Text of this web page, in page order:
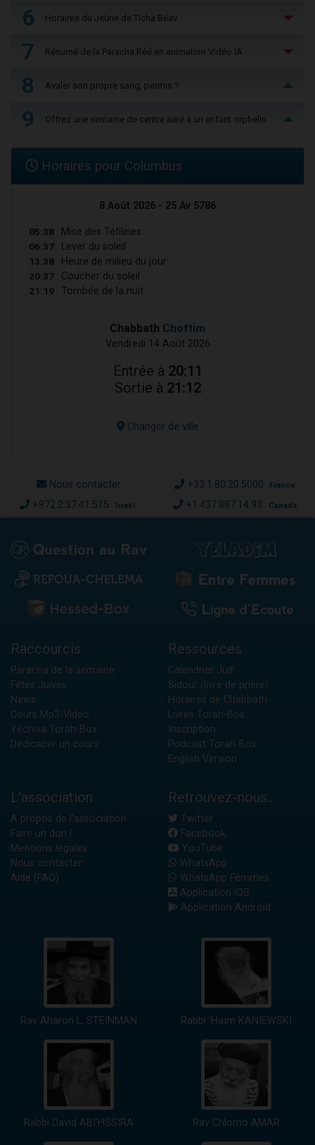
6 Horaires du Jeûne de Ticha Béav
7 Résumé de la Paracha Réé en animation Vidéo IA
8 Avaler son propre sang, permis ?
9 Offrez une semaine de centre aéré à un enfant orphelin
Horaires pour Columbus
8 Août 2026 - 25 Av 5786
05:38 Mise des Téfilines
06:37 Lever du soleil
13:38 Heure de milieu du jour
20:37 Coucher du soleil
21:19 Tombée de la nuit
Chabbath Choftim
Vendredi 14 Août 2026
Entrée à 20:11
Sortie à 21:12
Changer de ville
Nous contacter +33.1.80.20.5000 France
+972.2.37.41.515 Israël +1.437.887.14.93 Canada
Raccourcis
Paracha de la semaine
Fêtes Juives
News
Cours Mp3-Vidéo
Yéchiva Torah-Box
Dédicacer un cours
Ressources
Calendrier Juif
Sidour (livre de prière)
Horaires de Chabbath
Livres Torah-Box
Inscription
Podcast Torah-Box
English Version
L'association
A propos de l'association
Faire un don !
Mentions légales
Nous contacter
Aide (FAQ)
Retrouvez-nous...
Twitter
Facebook
YouTube
WhatsApp
WhatsApp Femmes
Application iOS
Application Android
Rav Aharon L. STEINMAN Rabbi 'Haïm KANIEWSKI
Rabbi David ABI'HSSIRA Rav Chlomo AMAR